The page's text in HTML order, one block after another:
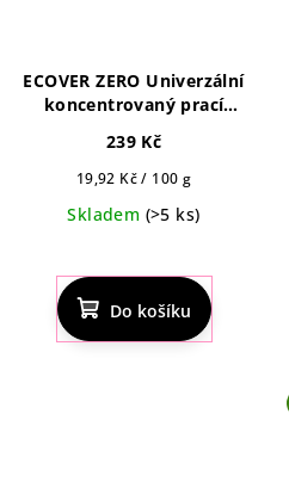
ECOVER ZERO Univerzální
koncentrovaný prací
239 Kč
Měrná
19,92 Kč / 100 g
Skladem (>5 ks)
Do košíku